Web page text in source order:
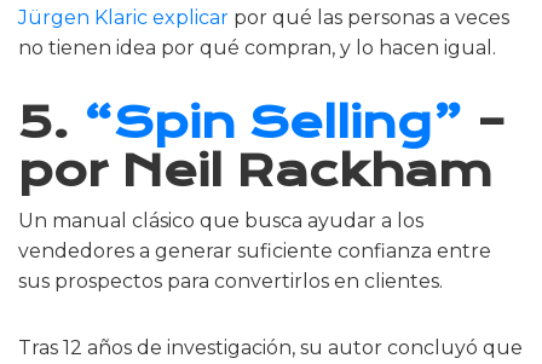
Jürgen Klaric explicar por qué las personas a veces
no tienen idea por qué compran, y lo hacen igual.
5. “Spin Selling” –
por Neil Rackham
Un manual clásico que busca ayudar a los
vendedores a generar suficiente confianza entre
sus prospectos para convertirlos en clientes.
Tras 12 años de investigación, su autor concluyó que